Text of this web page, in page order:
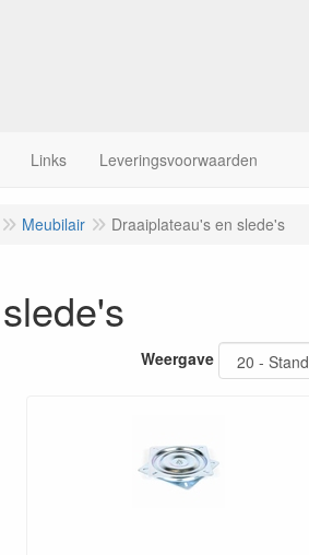
Links Leveringsvoorwaarden
Meubilair Draaiplateau's en slede's
Weergave